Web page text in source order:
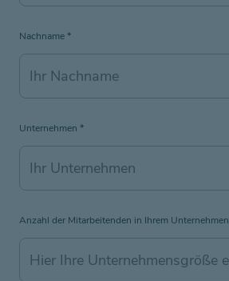
Nachname*
Unternehmen *
Anzahl der Mitarbeitenden in Ihrem Unternehmen